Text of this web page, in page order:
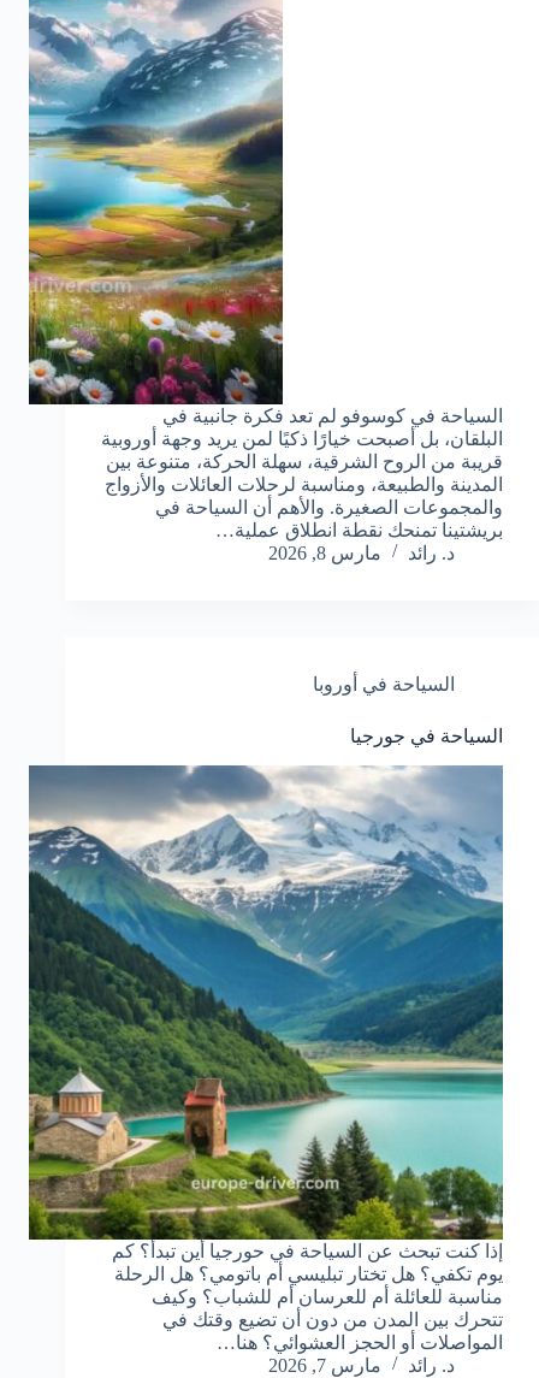
السياحة في كوسوفو لم تعد فكرة جانبية في
البلقان، بل أصبحت خيارًا ذكيًا لمن يريد وجهة أوروبية
قريبة من الروح الشرقية، سهلة الحركة، متنوعة بين
المدينة والطبيعة، ومناسبة لرحلات العائلات والأزواج
والمجموعات الصغيرة. والأهم أن السياحة في
بريشتينا تمنحك نقطة انطلاق عملية…
د. رائد
مارس 8, 2026
السياحة في أوروبا
السياحة في جورجيا
إذا كنت تبحث عن السياحة في حورجيا أين تبدأ؟ كم
يوم تكفي؟ هل تختار تبليسي أم باتومي؟ هل الرحلة
مناسبة للعائلة أم للعرسان أم للشباب؟ وكيف
تتحرك بين المدن من دون أن تضيع وقتك في
المواصلات أو الحجز العشوائي؟ هنا…
د. رائد
مارس 7, 2026